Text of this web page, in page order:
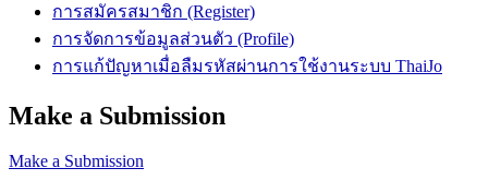
การสมัครสมาชิก (Register)
การจัดการข้อมูลส่วนตัว (Profile)
การแก้ปัญหาเมื่อลืมรหัสผ่านการใช้งานระบบ ThaiJo
Make a Submission
Make a Submission